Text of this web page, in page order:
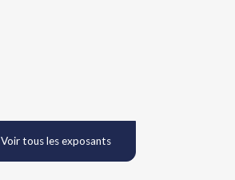
Voir tous les exposants